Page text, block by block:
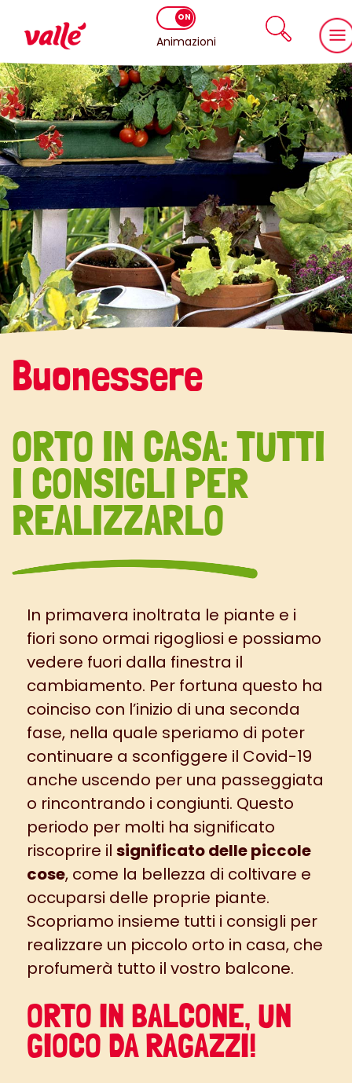
Animazioni
Buonessere
ORTO IN CASA: TUTTI
I CONSIGLI PER
REALIZZARLO
In primavera inoltrata le piante e i
fiori sono ormai rigogliosi e possiamo
vedere fuori dalla finestra il
cambiamento. Per fortuna questo ha
coinciso con l’inizio di una seconda
fase, nella quale speriamo di poter
continuare a sconfiggere il Covid-19
anche uscendo per una passeggiata
o rincontrando i congiunti. Questo
periodo per molti ha significato
riscoprire il significato delle piccole
cose, come la bellezza di coltivare e
occuparsi delle proprie piante.
Scopriamo insieme tutti i consigli per
realizzare un piccolo orto in casa, che
profumerà tutto il vostro balcone.
ORTO IN BALCONE, UN
GIOCO DA RAGAZZI!